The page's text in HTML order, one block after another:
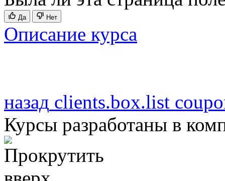
Да Нет
Описание курса
назад clients.box.list
Курсы разработаны в